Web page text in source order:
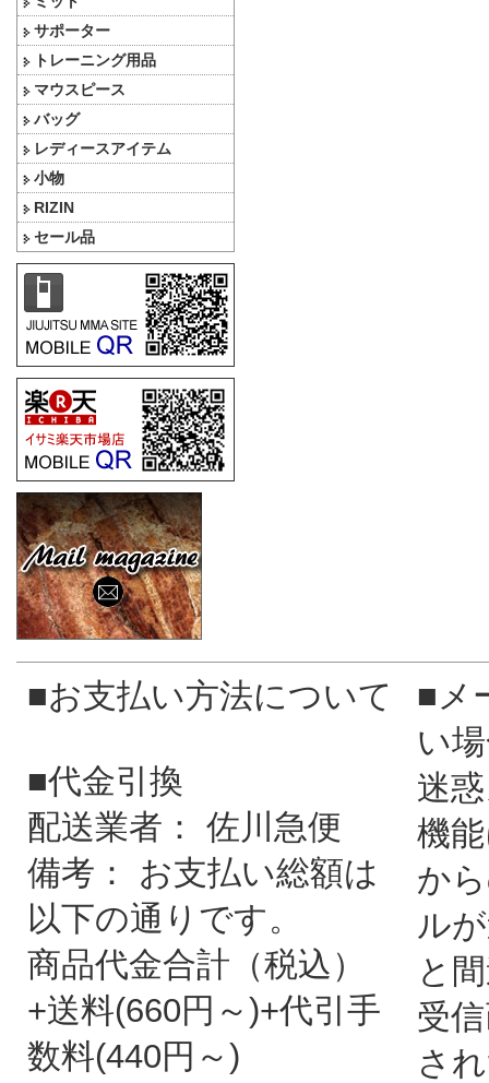
サポーター
トレーニング用品
マウスピース
バッグ
レディースアイテム
小物
RIZIN
セール品
■お支払い方法について
■代金引換
配送業者： 佐川急便
備考： お支払い総額は
以下の通りです。
商品代金合計（税込）
+送料(660円～)+代引手
数料(440円～)
■メ
い
迷
機
か
ル
と
受
さ